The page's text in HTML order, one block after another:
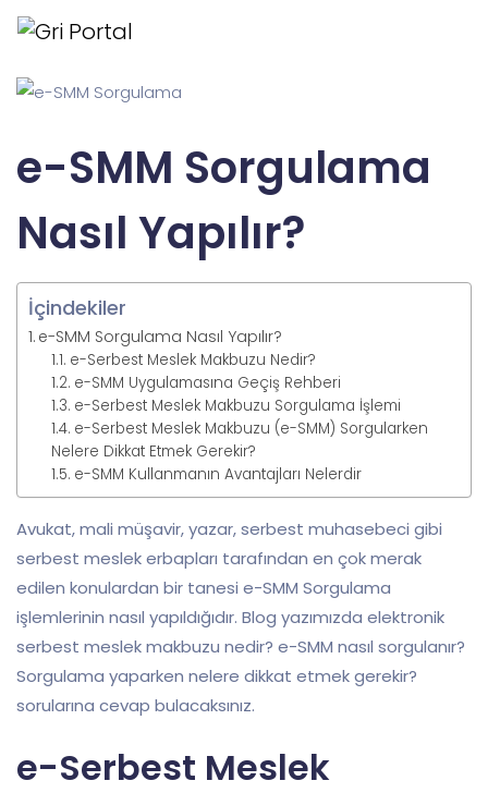
e-SMM Sorgulama
Nasıl Yapılır?
İçindekiler
e-SMM Sorgulama Nasıl Yapılır?
e-Serbest Meslek Makbuzu Nedir?
e-SMM Uygulamasına Geçiş Rehberi
e-Serbest Meslek Makbuzu Sorgulama İşlemi
e-Serbest Meslek Makbuzu (e-SMM) Sorgularken
Nelere Dikkat Etmek Gerekir?
e-SMM Kullanmanın Avantajları Nelerdir
Avukat, mali müşavir, yazar, serbest muhasebeci gibi
serbest meslek erbapları tarafından en çok merak
edilen konulardan bir tanesi e-SMM Sorgulama
işlemlerinin nasıl yapıldığıdır. Blog yazımızda elektronik
serbest meslek makbuzu nedir? e-SMM nasıl sorgulanır?
Sorgulama yaparken nelere dikkat etmek gerekir?
sorularına cevap bulacaksınız.
e-Serbest Meslek